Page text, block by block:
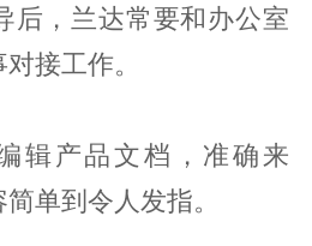
后，兰达常要和办公室
接工作。
辑产品文档，准确来
单到令人发指。